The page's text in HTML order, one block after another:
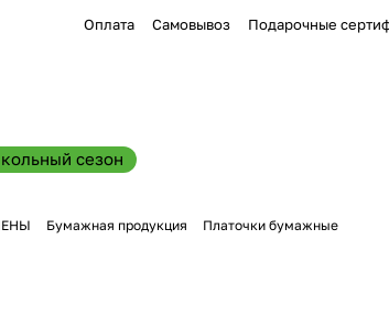
Оплата Самовывоз Подарочные
сезон
Бумажная продукция Платочки бумажные